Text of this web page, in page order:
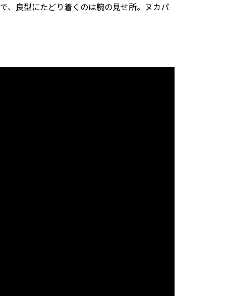
、良型にたどり着くのは腕の見せ所。ヌカパ